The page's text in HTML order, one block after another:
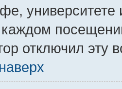
университете
отключил эту